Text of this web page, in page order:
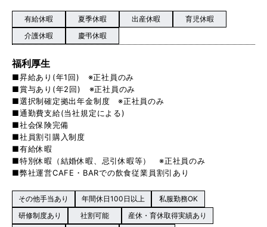
有給休暇 夏季休暇 出産休暇
育児休暇
介護休暇
慶弔休暇
福利厚生
■昇給あり(年1回) ※正社員のみ
■賞与あり(年2回) ※正社員のみ
■選択制確定拠出年金制度 ※正社員のみ
■通勤費支給(当社規定による)
■社会保険完備
■社員割引購入制度
■有給休暇
■特別休暇（結婚休暇、忌引休暇等） ※正社員のみ
■弊社運営CAFE・BARでの飲食従業員割引あり
その他手当あり 年間休日100日以上
私服勤務OK
研修制度あり
社割可能
産休・育休取得実績あり